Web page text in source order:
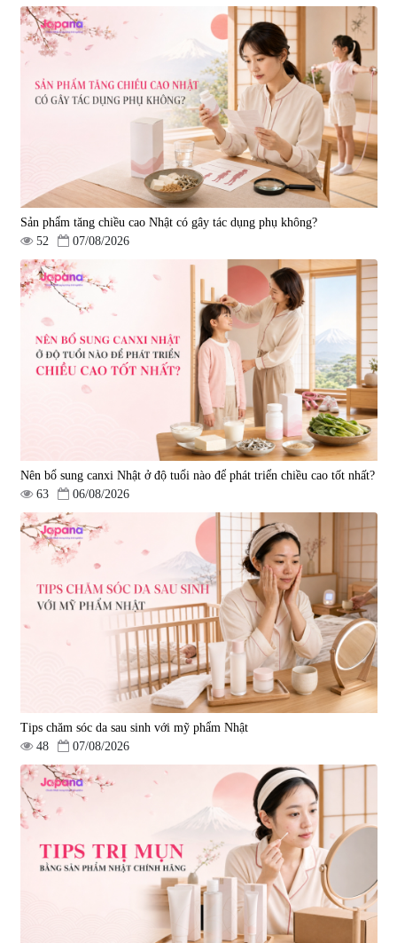
Sleepy Nhật Bản 80 viên
|13.760
580.000 đ
điều trị đột quỵ Biken Kinase
Gold 60 viên
|0
1.570.000 đ
Sản phẩm tăng chiều cao Nhật có gây tác dụng phụ không?
52
07/08/2026
Nên bổ sung canxi Nhật ở độ tuổi nào để phát triển chiều cao tốt nhất?
63
06/08/2026
Tips chăm sóc da sau sinh với mỹ phẩm Nhật
48
07/08/2026